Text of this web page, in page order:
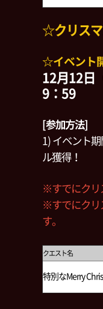
☆クリス
☆イベント
12月12日
9：59
[参加方法]
1) イベント
ル獲得！
※すでにクリ
※すでにクリ
す。
クエスト名
特別なMerry